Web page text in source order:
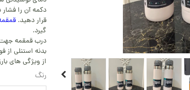
دکمه آن را
قرار دهید.
گیرد.
درب قمقمه
از ویژگی های
رنگ